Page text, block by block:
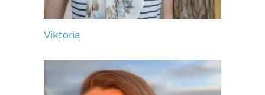
Viktoria